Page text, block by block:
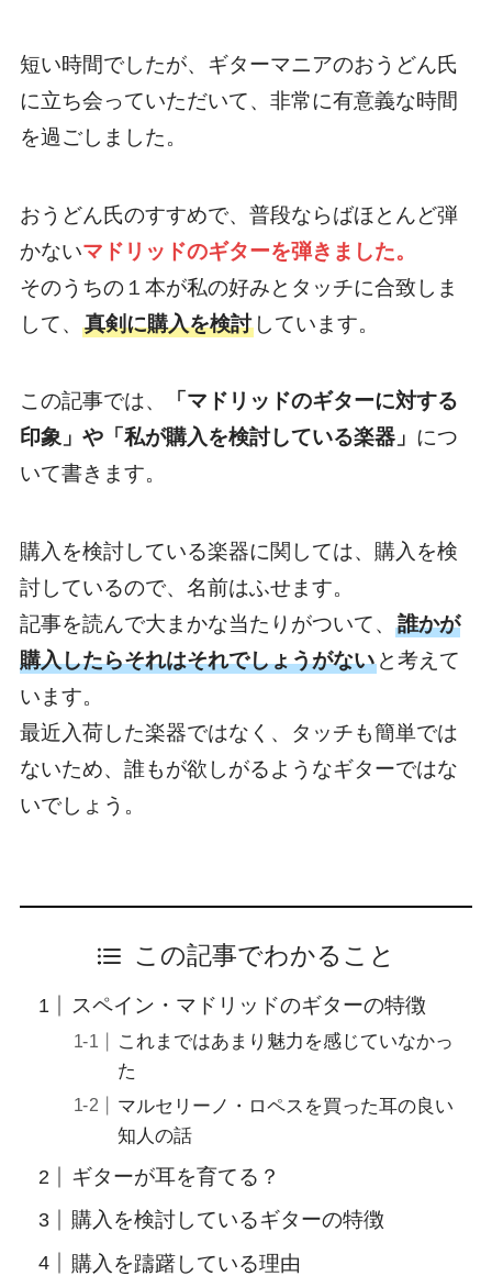
短い時間でしたが、ギターマニアのおうどん氏
に立ち会っていただいて、非常に有意義な時間
を過ごしました。
おうどん氏のすすめで、普段ならばほとんど弾
かないマドリッドのギターを弾きました。
そのうちの１本が私の好みとタッチに合致しま
して、 真剣に購入を検討しています。
この記事では、
「マドリッドのギターに対する
印象」や「私が購入を検討している楽器」 につ
いて書きます。
購入を検討している楽器に関しては、購入を検
討しているので、名前はふせます。
記事を読んで大まかな当たりがついて、 誰かが
購入したらそれはそれでしょうがないと考えて
います。
最近入荷した楽器ではなく、タッチも簡単では
ないため、誰もが欲しがるようなギターではな
いでしょう。
この記事でわかること
スペイン・マドリッドのギターの特徴
これまではあまり魅力を感じていなかっ
た
マルセリーノ・ロペスを買った耳の良い
知人の話
ギターが耳を育てる？
購入を検討しているギターの特徴
購入を躊躇している理由